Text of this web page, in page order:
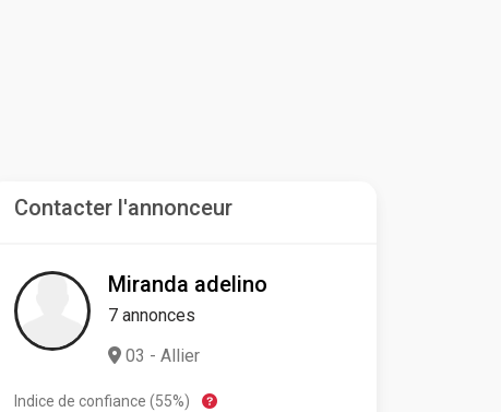
Contacter l'annonceur
Miranda adelino
7 annonces
03 - Allier
Indice de confiance (55%)